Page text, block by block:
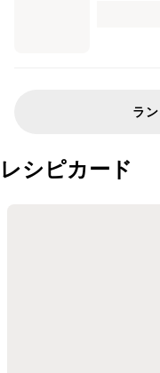
ラ
レシピカード